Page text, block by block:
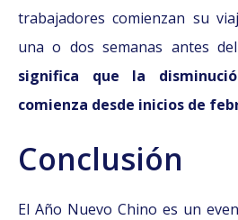
trabajadores comienzan su
una o dos semanas antes
significa que la
comienza desde inicios de
Conclusión
El Año Nuevo Chino es un